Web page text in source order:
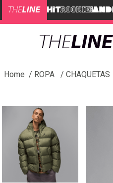
ROPA CHAQUETAS